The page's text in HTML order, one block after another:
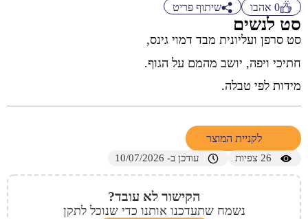
0 אהבו שיתוף פריט
סט לנשים
סט סרפן ועליונית מבד דמוי גינס,
חתיכי ויפה, יושב מהמם על הגוף.
מידות לפי טבלה.
לקניית המוצר
26 צפיות עודכן ב- 10/07/2026
הקישור לא עובד?
נשמח שתעדכנו אותנו כדי שנוכל לתקן